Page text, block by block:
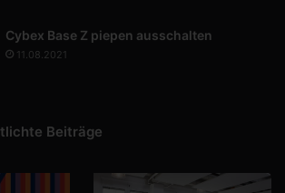
Cybex Base Z piepen ausschalten
11.08.2021
Beiträge